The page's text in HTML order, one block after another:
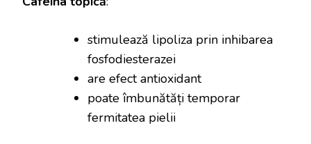
stimulează lipoliza prin inhibarea
fosfodiesterazei
are efect antioxidant
poate îmbunătăți temporar
fermitatea pielii